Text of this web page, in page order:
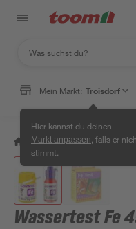
Mein Markt: Troisdorf
Hier kannst du deinen
Markt anpassen , falls er
stimmt.
/ Garten & Freizeit /
Wassertest Fe